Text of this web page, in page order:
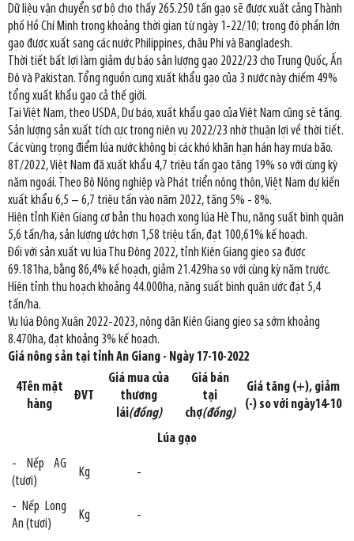
Dữ liệu vận chuyển sơ bộ cho thấy 265.250 tấn gạo sẽ được xuất cảng Thành
phố Hồ Chí Minh trong khoảng thời gian từ ngày 1-22/10; trong đó phần lớn
gạo được xuất sang các nước Philippines, châu Phi và Bangladesh.
Thời tiết bất lợi làm giảm dự báo sản lượng gạo 2022/23 cho Trung Quốc, Ấn
Độ và Pakistan. Tổng nguồn cung xuất khẩu gạo của 3 nước này chiếm 49%
tổng xuất khẩu gạo cả thế giới.
Tại Việt Nam, theo USDA, Dự báo, xuất khẩu gạo của Việt Nam cũng sẽ tăng.
Sản lượng sản xuất tích cực trong niên vụ 2022/23 nhờ thuận lợi về thời tiết.
Các vùng trọng điểm lúa nước không bị các khó khăn hạn hán hay mưa bão.
8T/2022, Việt Nam đã xuất khẩu 4,7 triệu tấn gạo tăng 19% so với cùng kỳ
năm ngoái. Theo Bộ Nông nghiệp và Phát triển nông thôn, Việt Nam dự kiến
xuất khẩu 6,5 – 6,7 triệu tấn vào năm 2022, tăng 5% - 8%.
Hiện tỉnh Kiên Giang cơ bản thu hoạch xong lúa Hè Thu, năng suất bình quân
5,6 tấn/ha, sản lượng ước hơn 1,58 triệu tấn, đạt 100,61% kế hoạch.
Đối với sản xuất vụ lúa Thu Đông 2022, tỉnh Kiên Giang gieo sạ được
69.181ha, bằng 86,4% kế hoạch, giảm 21.429ha so với cùng kỳ năm trước.
Hiện tỉnh thu hoạch khoảng 44.000ha, năng suất bình quân ước đạt 5,4
tấn/ha.
Vụ lúa Đông Xuân 2022-2023, nông dân Kiên Giang gieo sạ sớm khoảng
8.470ha, đạt khoảng 3% kế hoạch.
Giá nông sản tại tỉnh An Giang - Ngày 17-10-2022
4Tên mặt
hàng
ĐVT
Giá mua của
thương
lái(đồng)
Giá bán
tại
chợ(đồng)
Giá tăng (+), giảm
(-) so với ngày14-10
Lúa gạo
- Nếp AG
(tươi)
Kg -
- Nếp Long
An (tươi)
Kg -